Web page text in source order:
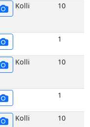
Kolli 10
1
Kolli 10